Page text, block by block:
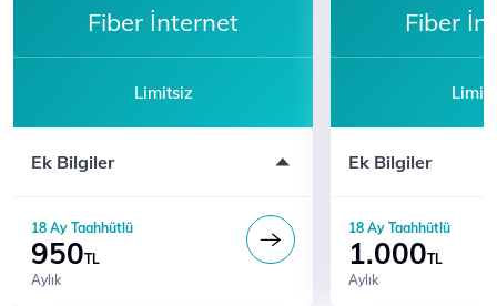
Fiber İnternet
Limitsiz
Ek Bilgiler
Katılım için 444 5 444'ü arayın
18 Ay Taahhütlü
950TL
Aylık
Fiber
Ek Bilgiler
Katılım için 444 5
18 Ay Taahhütlü
1.000TL
Aylık